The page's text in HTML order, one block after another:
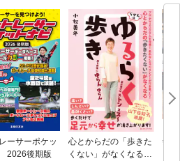
ーサーポケッ
2026後期版
心とからだの「歩きた
くない」がなくなる
剣